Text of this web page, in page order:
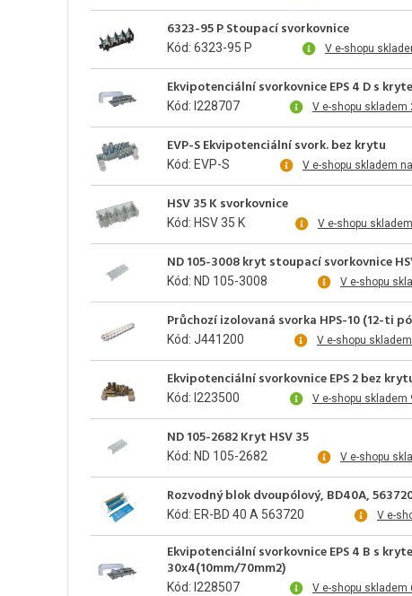
6323-95 P Stoupací svorkovnice
Kód: 6323-95 P V e-shopu
Ekvipotenciální svorkovnice EPS 4 D s
Kód: I228707 V e-shopu skladem
EVP-S Ekvipotenciální svork. bez krytu
Kód: EVP-S V e-shopu skladem
HSV 35 K svorkovnice
Kód: HSV 35 K V e-shopu
ND 105-3008 kryt stoupací svorkovnice
Kód: ND 105-3008 V e-shopu
Průchozí izolovaná svorka HPS-10 (12-ti
Kód: J441200 V e-shopu
Ekvipotenciální svorkovnice EPS 2 bez
Kód: I223500 V e-shopu skladem
ND 105-2682 Kryt HSV 35
Kód: ND 105-2682 V e-shopu
Rozvodný blok dvoupólový, BD40A,
Kód: ER-BD 40 A 563720 V e-
Ekvipotenciální svorkovnice EPS 4 B s
30x4(10mm/70mm2)
Kód: I228507 V e-shopu skladem